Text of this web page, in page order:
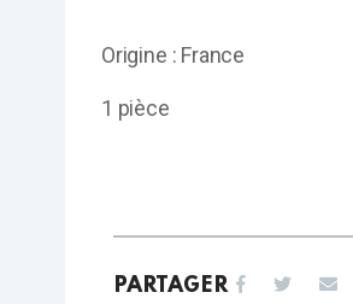
Origine : France
1 pièce
PARTAGER